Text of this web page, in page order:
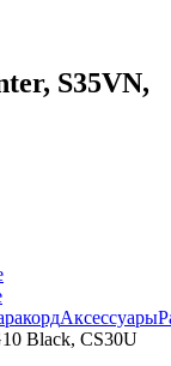
S35VN,
Аксессуары
Black, CS30U